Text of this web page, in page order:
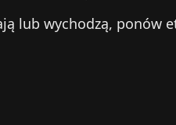
lub wychodzą, ponów